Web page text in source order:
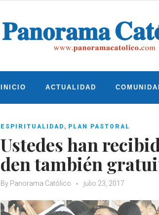
INICIO ACTUALIDAD
ESPIRITUALIDAD , PLAN PASTORAL
Ustedes han
den también
By Panorama Católico julio 23, 2017